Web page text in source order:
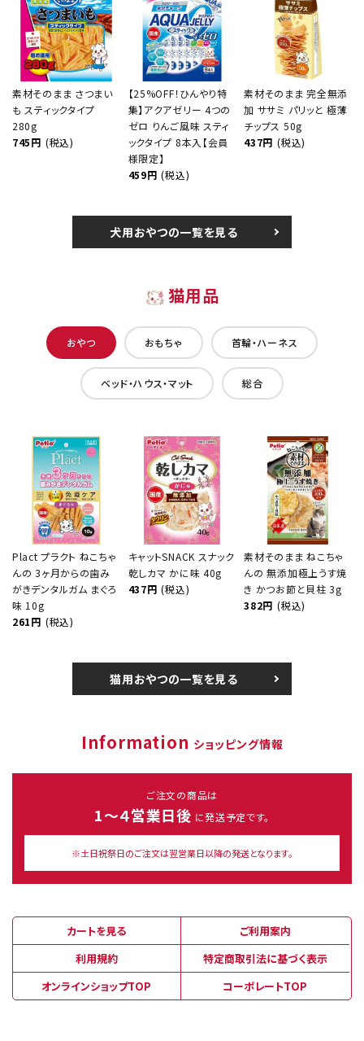
素材そのまま さつまい
も スティックタイプ
280g
745円 (税込)
【25%OFF！ひんやり特
集】アクアゼリー 4つの
ゼロ りんご風味 スティ
ックタイプ 8本入【会員
様限定】
459円 (税込)
素材そのまま 完全無添
加 ササミ パリッと 極薄
チップス 50g
437円 (税込)
犬用おやつの一覧を見る
猫用品
おやつ おもちゃ 首輪・ハーネス
ベッド・ハウス・マット 総合
Plact プラクト ねこちゃ
んの 3ヶ月からの歯み
がきデンタルガム まぐろ
味 10g
261円 (税込)
キャットSNACK スナック
乾しカマ かに味 40g
437円 (税込)
素材そのまま ねこちゃ
んの 無添加極上うす焼
き かつお節と貝柱 3g
382円 (税込)
猫用おやつの一覧を見る
Information ショッピング情報
ご注文の商品は
1～４営業日後 に発送予定です。
※土日祝祭日のご注文は翌営業日以降の発送となります。
カートを見る
ご利用案内
利用規約
特定商取引法に基づく表示
オンラインショップTOP
コーポレートTOP